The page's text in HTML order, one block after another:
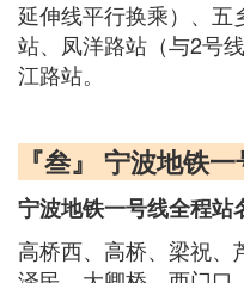
延伸线平行换乘）、五
站、凤洋路站（与2号
江路站。
『叁』 宁波地铁
宁波地铁一号线全程站
高桥西、高桥、梁祝、